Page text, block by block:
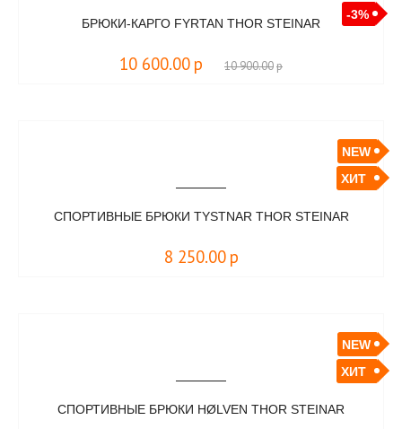
-3%
БРЮКИ-КАРГО FYRTAN THOR STEINAR
10 600.00 р 10 900.00р
NEW
ХИТ
СПОРТИВНЫЕ БРЮКИ TYSTNAR THOR STEINAR
8 250.00 р
NEW
ХИТ
СПОРТИВНЫЕ БРЮКИ HØLVEN THOR STEINAR